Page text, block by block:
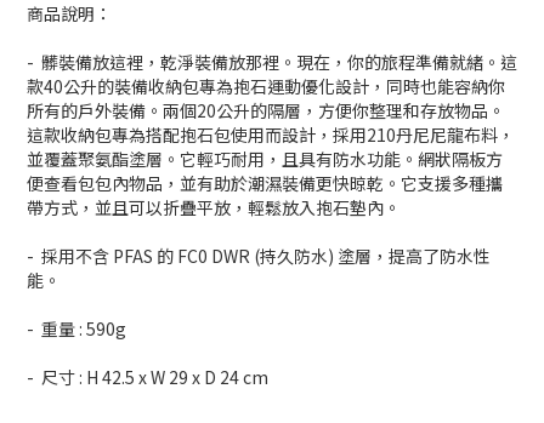
商品說明：
- 髒裝備放這裡，乾淨裝備放那裡。現在，你的旅程準備就緒。這
款40公升的裝備收納包專為抱石運動優化設計，同時也能容納你
所有的戶外裝備。兩個20公升的隔層，方便你整理和存放物品。
這款收納包專為搭配抱石包使用而設計，採用210丹尼尼龍布料，
並覆蓋聚氨酯塗層。它輕巧耐用，且具有防水功能。網狀隔板方
便查看包包內物品，並有助於潮濕裝備更快晾乾。它支援多種攜
帶方式，並且可以折疊平放，輕鬆放入抱石墊內。
- 採用不含 PFAS 的 FC0 DWR (持久防水) 塗層，提高了防水性
能。
- 重量 : 590g
- 尺寸 : H 42.5 x W 29 x D 24 cm